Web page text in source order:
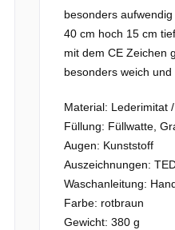
besonders
40 cm hoch 15 cm
mit dem CE Zeichen
besonders weich und
Material: Lederimitat
Füllung: Füllwatte,
Augen: Kunststoff
Auszeichnungen:
Waschanleitung:
Farbe: rotbraun
Gewicht: 380 g